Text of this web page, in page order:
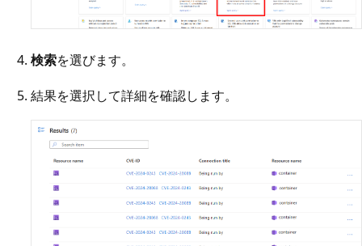
検索を選びます。
結果を選択して詳細を確認します。